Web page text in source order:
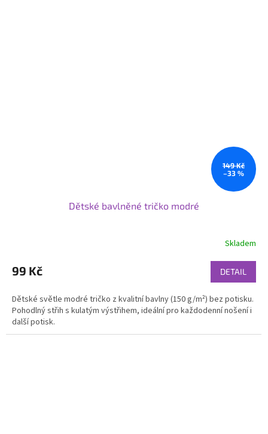
149 Kč
–33 %
Dětské bavlněné tričko modré
Skladem
99 Kč DETAIL
Dětské světle modré tričko z kvalitní bavlny (150 g/m²) bez potisku.
Pohodlný střih s kulatým výstřihem, ideální pro každodenní nošení i
další potisk.